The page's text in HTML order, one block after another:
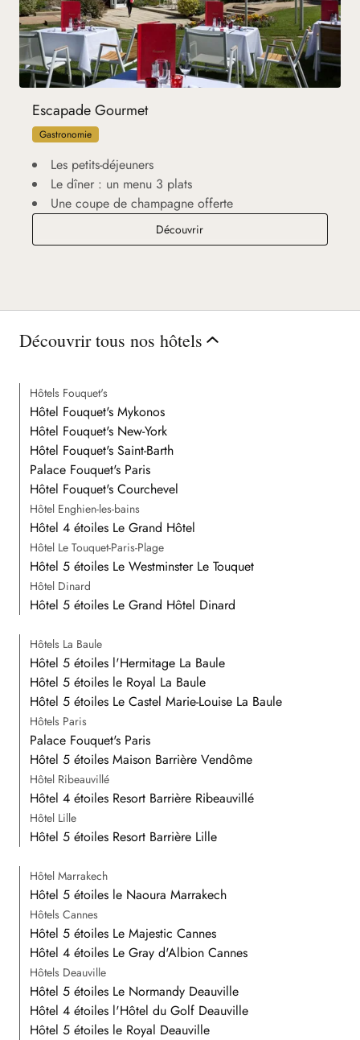
Escapade Gourmet
Gastronomie
Les petits-déjeuners
Le dîner : un menu 3 plats
Une coupe de champagne offerte
DécouvrirEscapade Gourmet
Découvrir tous nos hôtels
Hôtels Fouquet's
Hôtel Fouquet's Mykonos
Hôtel Fouquet's New-York
Hôtel Fouquet's Saint-Barth
Palace Fouquet's Paris
Hôtel Fouquet's Courchevel
Hôtel Enghien-les-bains
Hôtel 4 étoiles Le Grand Hôtel
Hôtel Le Touquet-Paris-Plage
Hôtel 5 étoiles Le Westminster Le Touquet
Hôtel Dinard
Hôtel 5 étoiles Le Grand Hôtel Dinard
Hôtels La Baule
Hôtel 5 étoiles l'Hermitage La Baule
Hôtel 5 étoiles le Royal La Baule
Hôtel 5 étoiles Le Castel Marie-Louise La Baule
Hôtels Paris
Palace Fouquet's Paris
Hôtel 5 étoiles Maison Barrière Vendôme
Hôtel Ribeauvillé
Hôtel 4 étoiles Resort Barrière Ribeauvillé
Hôtel Lille
Hôtel 5 étoiles Resort Barrière Lille
Hôtel Marrakech
Hôtel 5 étoiles le Naoura Marrakech
Hôtels Cannes
Hôtel 5 étoiles Le Majestic Cannes
Hôtel 4 étoiles Le Gray d'Albion Cannes
Hôtels Deauville
Hôtel 5 étoiles Le Normandy Deauville
Hôtel 4 étoiles l'Hôtel du Golf Deauville
Hôtel 5 étoiles le Royal Deauville